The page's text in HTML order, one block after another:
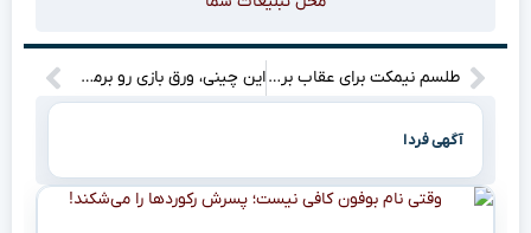
طلسم نیمکت برای عقاب برزیلی می‌شکند؟! این چینی، ورق بازی رو برمی‌گردونه!
آگهی فردا